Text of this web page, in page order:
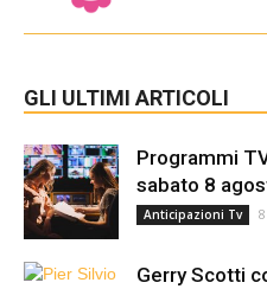
GLI ULTIMI ARTICOLI
Programmi
sabato 8
Anticipazioni Tv
Gerry Scotti